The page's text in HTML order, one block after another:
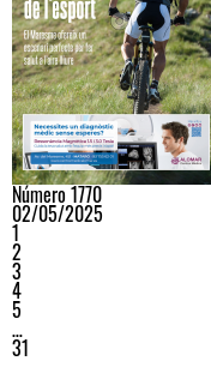
Número 1770
02/05/2025
1
2
3
4
5
…
31